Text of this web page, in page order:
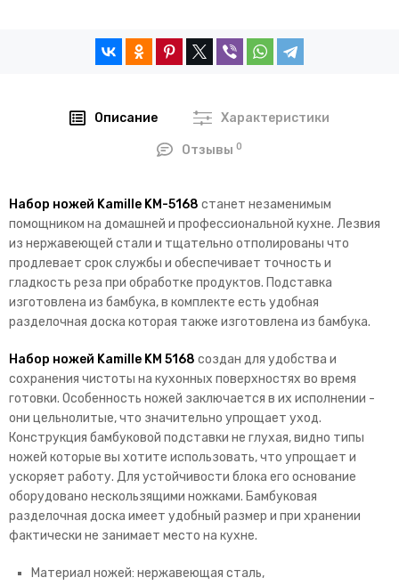
Описание Характеристики
Отзывы0
Набор ножей Kamille KM-5168 станет незаменимым
помощником на домашней и профессиональной кухне. Лезвия
из нержавеющей стали и тщательно отполированы что
продлевает срок службы и обеспечивает точность и
гладкость реза при обработке продуктов. Подставка
изготовлена из бамбука, в комплекте есть удобная
разделочная доска которая также изготовлена из бамбука.
Набор ножей Kamille KM 5168 создан для удобства и
сохранения чистоты на кухонных поверхностях во время
готовки. Особенность ножей заключается в их исполнении -
они цельнолитые, что значительно упрощает уход.
Конструкция бамбуковой подставки не глухая, видно типы
ножей которые вы хотите использовать, что упрощает и
ускоряет работу. Для устойчивости блока его основание
оборудовано нескользящими ножками. Бамбуковая
разделочная доска имеет удобный размер и при хранении
фактически не занимает место на кухне.
Материал ножей: нержавеющая сталь,